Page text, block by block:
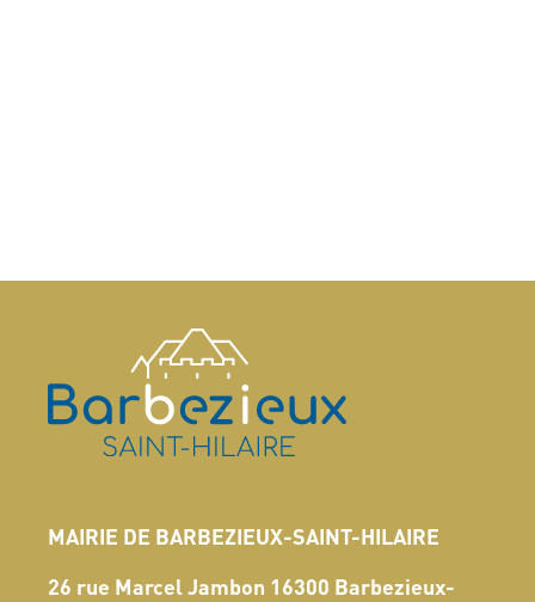
MAIRIE DE BARBEZIEUX-SAINT-HILAIRE
26 rue Marcel Jambon 16300 Barbezieux-